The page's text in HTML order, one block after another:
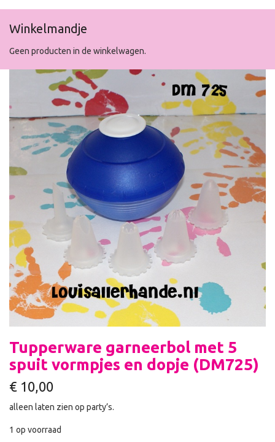
Winkelmandje
Geen producten in de winkelwagen.
Tupperware garneerbol met 5
spuit vormpjes en dopje (DM725)
€ 10,00
alleen laten zien op party’s.
1 op voorraad